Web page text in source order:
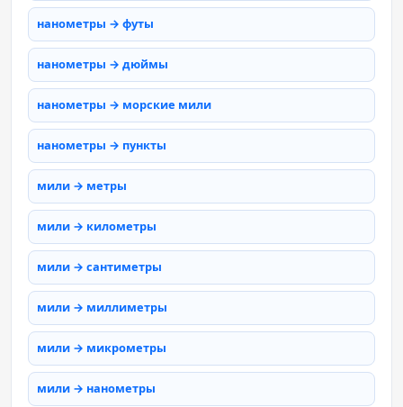
нанометры → футы
нанометры → дюймы
нанометры → морские мили
нанометры → пункты
мили → метры
мили → километры
мили → сантиметры
мили → миллиметры
мили → микрометры
мили → нанометры